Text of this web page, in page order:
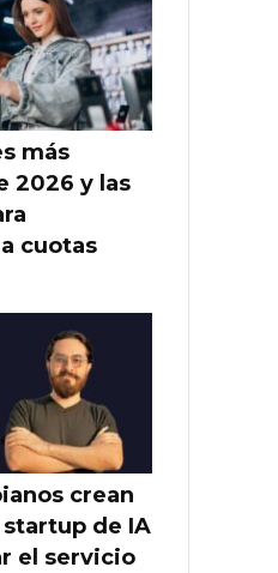
más
2026 y las
cuotas
crean
de IA
el servicio